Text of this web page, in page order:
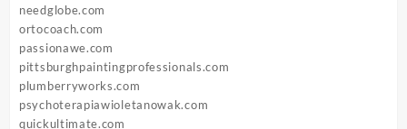
needglobe.com
ortocoach.com
passionawe.com
pittsburghpaintingprofessionals.com
plumberryworks.com
psychoterapiawioletanowak.com
quickultimate.com